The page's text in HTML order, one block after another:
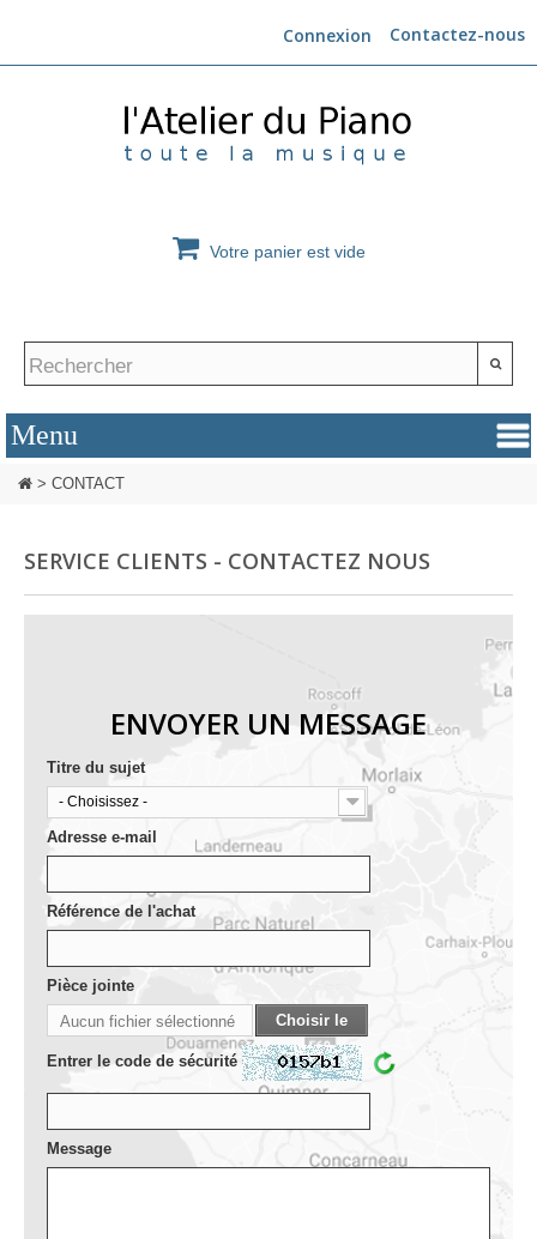
Contactez-nous
Connexion
Votre panier est vide
> CONTACT
SERVICE CLIENTS - CONTACTEZ NOUS
ENVOYER UN MESSAGE
Titre du sujet
- Choisissez -
Adresse e-mail
Référence de l'achat
Pièce jointe
Aucun fichier sélectionné
Choisir le
fichier
Entrer le code de sécurité
Message